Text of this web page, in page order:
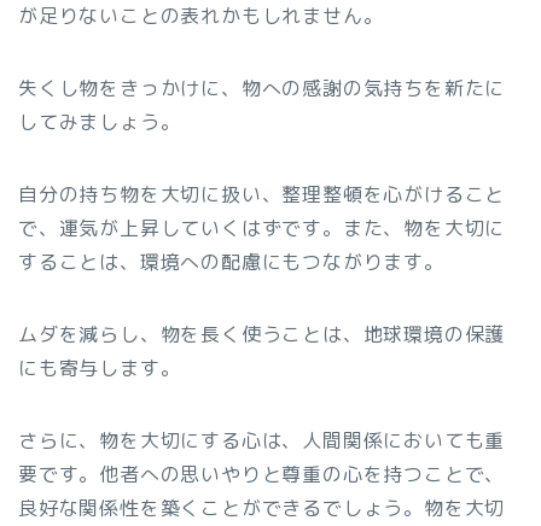
が足りないことの表れかもしれません。
失くし物をきっかけに、物への感謝の気持ちを新たに
してみましょう。
自分の持ち物を大切に扱い、整理整頓を心がけること
で、運気が上昇していくはずです。また、物を大切に
することは、環境への配慮にもつながります。
ムダを減らし、物を長く使うことは、地球環境の保護
にも寄与します。
さらに、物を大切にする心は、人間関係においても重
要です。他者への思いやりと尊重の心を持つことで、
良好な関係性を築くことができるでしょう。物を大切